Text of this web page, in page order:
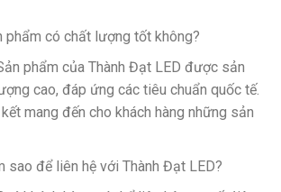
phẩm có chất lượng tốt không?
phẩm của Thành Đạt LED được sản
cao, đáp ứng các tiêu chuẩn quốc tế.
mang đến cho khách hàng những sản
sao để liên hệ với Thành Đạt LED?